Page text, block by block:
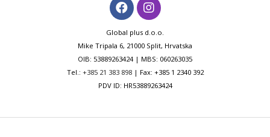
Global plus d.o.o.
Mike Tripala 6, 21000 Split, Hrvatska
OIB: 53889263424 | MBS: 060263035
Tel.: +385 21 383 898| Fax: +385 1 2340 392
PDV ID: HR53889263424